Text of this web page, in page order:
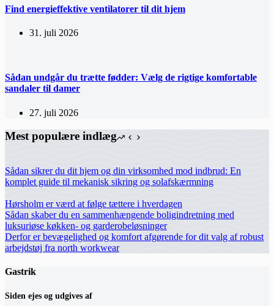
Find energieffektive ventilatorer til dit hjem
31. juli 2026
Sådan undgår du trætte fødder: Vælg de rigtige komfortable
sandaler til damer
27. juli 2026
Mest populære indlæg
Sådan sikrer du dit hjem og din virksomhed mod indbrud: En
komplet guide til mekanisk sikring og solafskærmning
Hørsholm er værd at følge tættere i hverdagen
Sådan skaber du en sammenhængende boligindretning med
luksuriøse køkken- og garderobeløsninger
Derfor er bevægelighed og komfort afgørende for dit valg af robust
arbejdstøj fra north workwear
Gastrik
Siden ejes og udgives af